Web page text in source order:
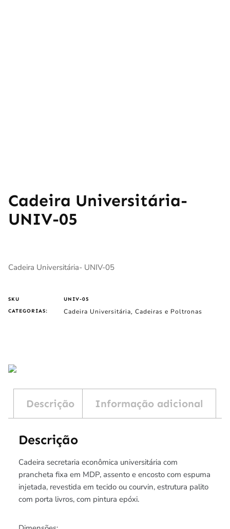
Cadeira Universitária-
UNIV-05
Cadeira Universitária- UNIV-05
SKU
UNIV-05
CATEGORIAS:
Cadeira Universitária, Cadeiras e Poltronas
Descrição Informação adicional
Descrição
Cadeira secretaria econômica universitária com
prancheta fixa em MDP, assento e encosto com espuma
injetada, revestida em tecido ou courvin, estrutura palito
com porta livros, com pintura epóxi.